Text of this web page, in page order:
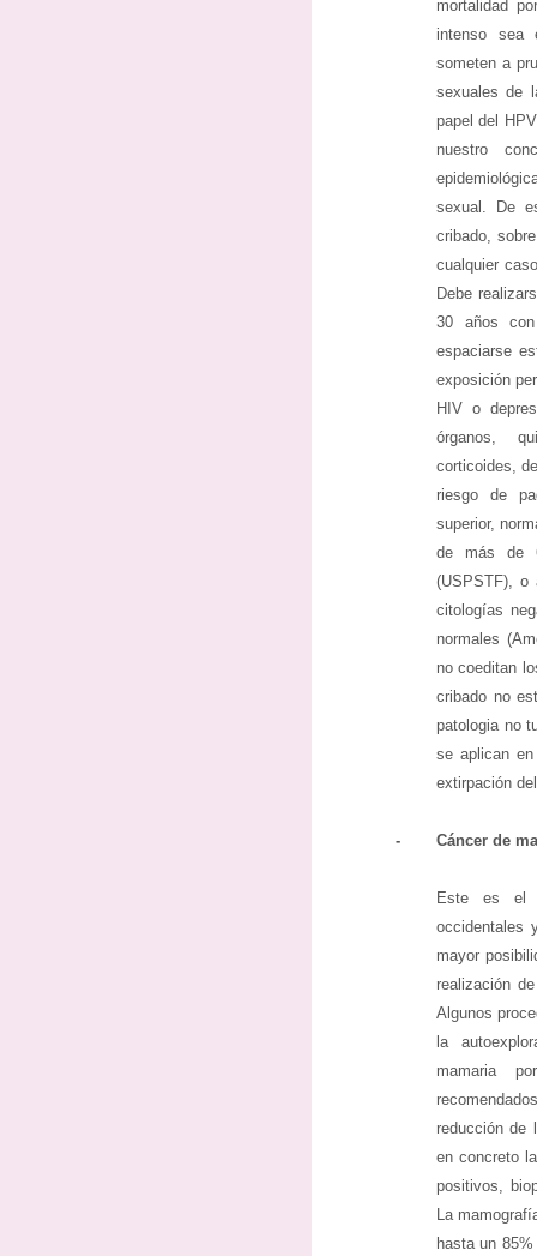
mortalidad
intenso sea
someten a
sexuales de
papel del
nuestro
sexual. De
cribado,
cualquier
Debe
30 años
espaciarse
exposición
HIV o
órganos,
corticoides,
riesgo de
superior,
de más de
(USPSTF),
citologías
normales
no coeditan
cribado no
patologia no
se aplican
extirpación
- Cáncer de
Este es el
occidentales
mayor
realización
Algunos
la
mamaria
reducción de
en concreto
positivos,
La
hasta un